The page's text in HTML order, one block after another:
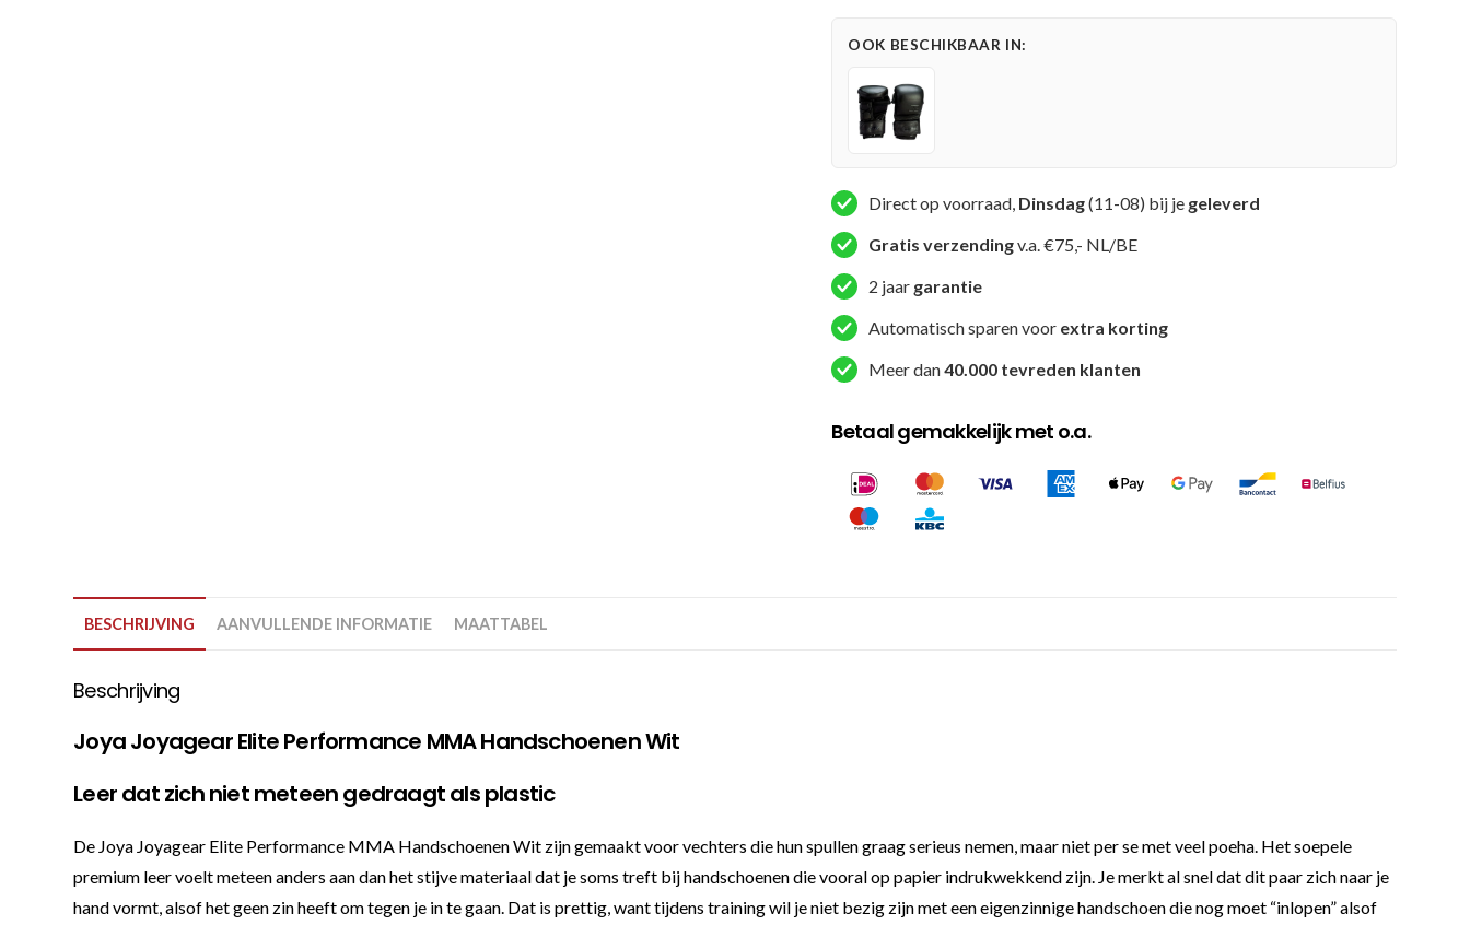
aantal
OOK BESCHIKBAAR IN:
Direct op voorraad, Dinsdag(11-08) bij je geleverd
Gratis verzendingv.a. €75,- NL/BE
2 jaar garantie
Automatisch sparen voor extra korting
Meer dan40.000 tevreden klanten
Betaal gemakkelijk met o.a.
BESCHRIJVING AANVULLENDE INFORMATIE MAATTABEL
Beschrijving
Joya Joyagear Elite Performance MMA Handschoenen Wit
Leer dat zich niet meteen gedraagt als plastic
De Joya Joyagear Elite Performance MMA Handschoenen Wit zijn gemaakt voor vechters die hun spullen graag serieus nemen, maar niet per se met veel poeha. Het soepele
premium leer voelt meteen anders aan dan het stijve materiaal dat je soms treft bij handschoenen die vooral op papier indrukwekkend zijn. Je merkt al snel dat dit paar zich naar je
hand vormt, alsof het geen zin heeft om tegen je in te gaan. Dat is prettig, want tijdens training wil je niet bezig zijn met een eigenzinnige handschoen die nog moet “inlopen” alsof